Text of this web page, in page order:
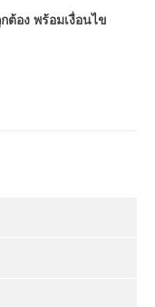
ต้อง พร้อมเงื่อนไข